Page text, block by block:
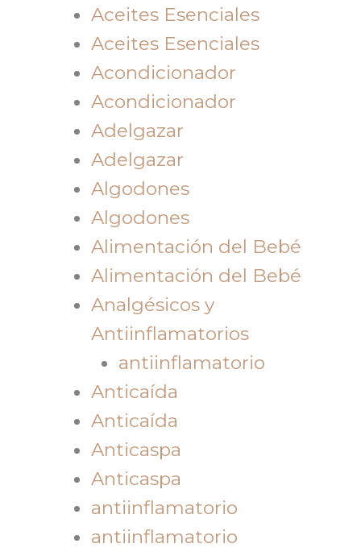
Aceites Esenciales
Aceites Esenciales
Acondicionador
Acondicionador
Adelgazar
Adelgazar
Algodones
Algodones
Alimentación del Bebé
Alimentación del Bebé
Analgésicos y
Antiinflamatorios
antiinflamatorio
Anticaída
Anticaída
Anticaspa
Anticaspa
antiinflamatorio
antiinflamatorio